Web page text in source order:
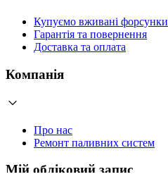
Купуємо вживані форсунки
Гарантія та повернення
Доставка та оплата
Компанія
Про нас
Ремонт паливних систем
Мій обліковий запис